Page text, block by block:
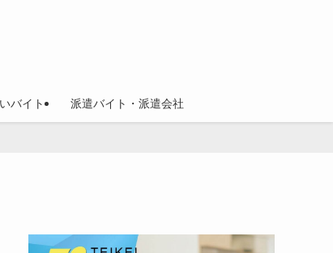
バイト 派遣バイト・派遣会社